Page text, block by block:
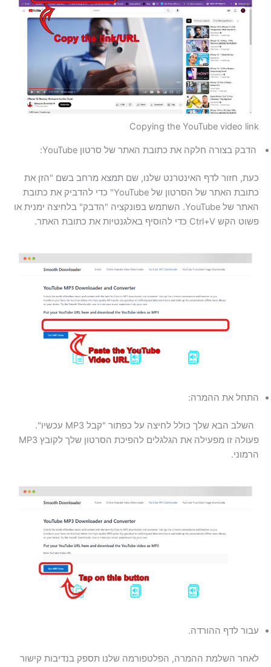
Copying the YouTube video link
הדבק בצורה חלקה את כתובת האתר של סרטון YouTube:
כעת, חזור לדף האינטרנט שלנו, שם תמצא מרחב בשם "הזן את
כתובת האתר של הסרטון של YouTube" כדי להדביק את כתובת
האתר של YouTube. השתמש בפונקציה "הדבק" בלחיצה ימנית או
פשוט הקש Ctrl+V כדי להוסיף באלגנטיות את כתובת האתר.
התחל את ההמרה:
השלב הבא שלך כולל לחיצה על כפתור "קבל MP3 עכשיו".
פעולה זו מפעילה את הגלגלים להפיכת הסרטון שלך לקובץ MP3
הרמוני.
עבור לדף ההורדה.
לאחר השלמת ההמרה, הפלטפורמה שלנו תספק בנדיבות קישור